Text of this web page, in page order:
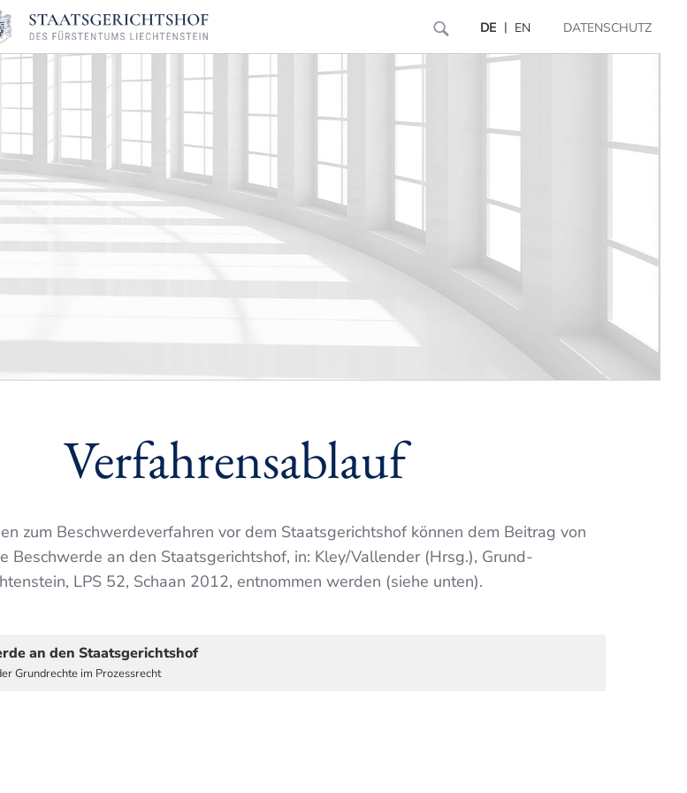
DE | EN DATENSCHUTZ
Verfahrensablauf
zum Beschwerde­verfahren vor dem Staats­gerichtshof können dem Beitrag von
Beschwerde an den Staats­gerichtshof, in: Kley/Vallender (Hrsg.), Grund­
LPS 52, Schaan 2012, entnom­men werden (siehe unten).
an den Staatsgerichtshof
Grundrechte im Prozessrecht